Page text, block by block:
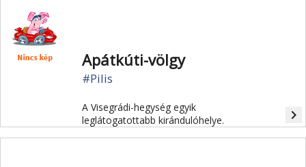
Apátkúti-völgy
#Pilis
A Visegrádi-hegység egyik
leglátogatottabb kirándulóhelye.
navigate_next